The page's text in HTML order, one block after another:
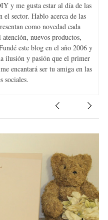
y me gusta estar al día de las
el sector. Hablo acerca de las
como novedad cada
nuevos productos,
este blog en el año 2006 y
ilusión y pasión que el primer
encantará ser tu amiga en las
sociales.